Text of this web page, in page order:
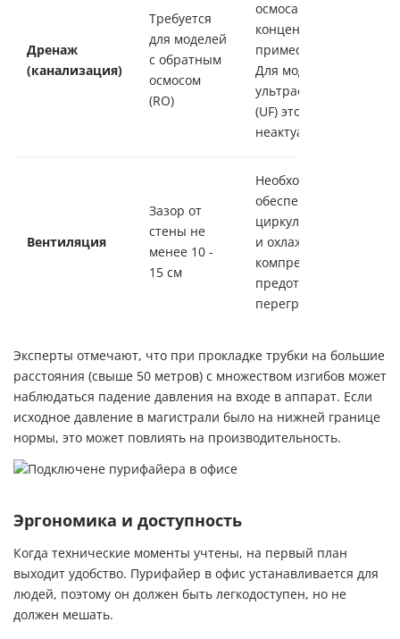
Дренаж
(канализация)
Требуется
для моделей
с обратным
осмосом
(RO)
осмоса сбрасывает
концентрат
примесей в дренаж.
Для моделей с
ультрафильтрацией
(UF) это требование
неактуально.
Вентиляция
Зазор от
стены не
менее 10 -
15 см
Необходимо для
обеспечения
циркуляции воздуха
и охлаждения
компрессора, что
предотвращает его
перегрев.
Эксперты отмечают, что при прокладке трубки на большие
расстояния (свыше 50 метров) с множеством изгибов может
наблюдаться падение давления на входе в аппарат. Если
исходное давление в магистрали было на нижней границе
нормы, это может повлиять на производительность.
Эргономика и доступность
Когда технические моменты учтены, на первый план
выходит удобство. Пурифайер в офис устанавливается для
людей, поэтому он должен быть легкодоступен, но не
должен мешать.